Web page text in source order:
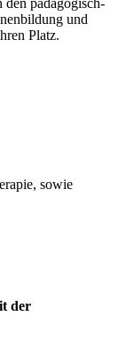
den pädagogisch-
und
Platz.
sowie
der